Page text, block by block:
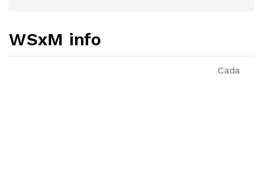
WSxM info
Cada